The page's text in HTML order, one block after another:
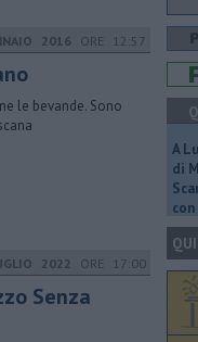
2016 ORE 12:57
le bevande. Sono
2022 ORE 17:00
Senza
A
di
QUI